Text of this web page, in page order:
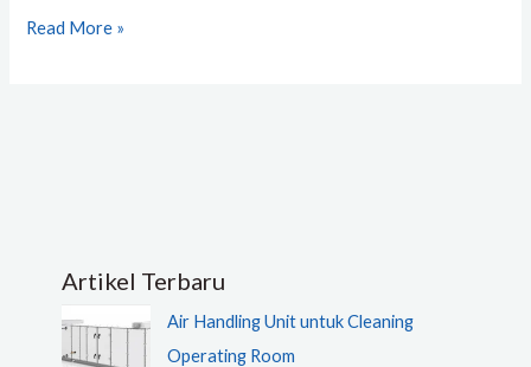
Read More »
Artikel Terbaru
Air Handling Unit untuk Cleaning
Operating Room